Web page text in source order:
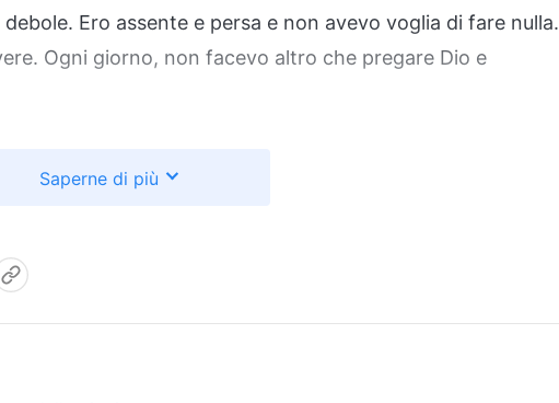
Ero assente e persa e non avevo voglia di fare nulla.
Ogni giorno, non facevo altro che pregare Dio e
incalcolabili e il suo corpo si ricoprì di piaghe, fu a
poté seguire Gesù Cristo, fu a motivo della sua fede. Se
Me e rendere una gloriosa testimonianza, anche ciò fu a
gli uomini hanno ricevuto molte cose. Ciò che ricevono
tipo di felicità e di gioia di quella di Davide, o avere
Saperne di più